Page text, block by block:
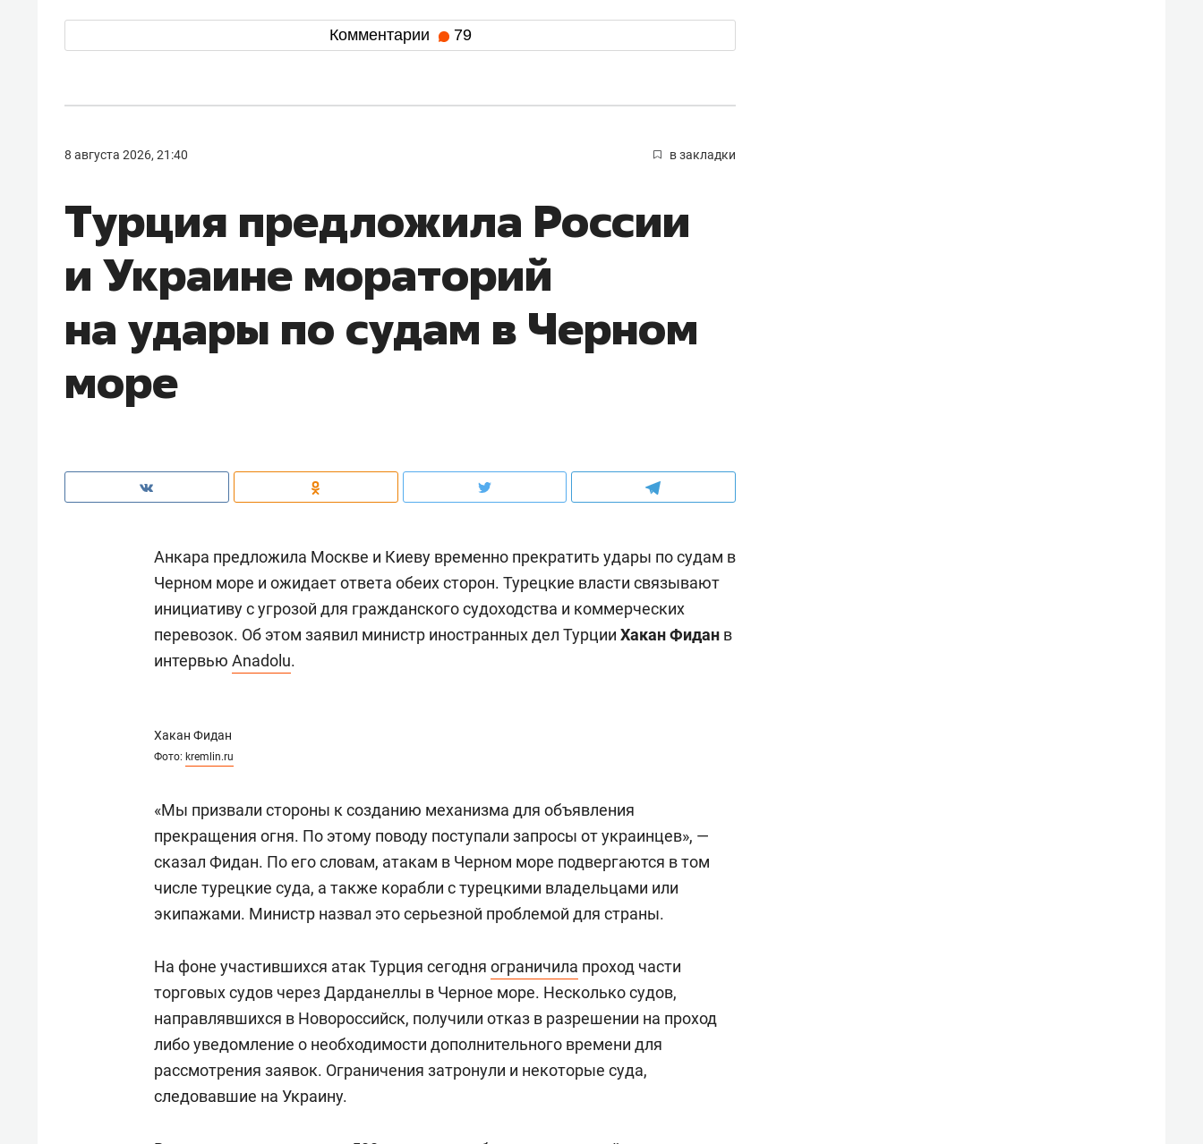
Комментарии 79
8 августа 2026, 21:40 в закладки
Турция предложила России
и Украине мораторий
на удары по судам в Черном
море
Анкара предложила Москве и Киеву временно прекратить удары по судам в
Черном море и ожидает ответа обеих сторон. Турецкие власти связывают
инициативу с угрозой для гражданского судоходства и коммерческих
перевозок. Об этом заявил министр иностранных дел Турции Хакан Фидан в
интервью Anadolu.
Хакан Фидан
Фото: kremlin.ru
«Мы призвали стороны к созданию механизма для объявления
прекращения огня. По этому поводу поступали запросы от украинцев», —
сказал Фидан. По его словам, атакам в Черном море подвергаются в том
числе турецкие суда, а также корабли с турецкими владельцами или
экипажами. Министр назвал это серьезной проблемой для страны.
На фоне участившихся атак Турция сегодня ограничила проход части
торговых судов через Дарданеллы в Черное море. Несколько судов,
направлявшихся в Новороссийск, получили отказ в разрешении на проход
либо уведомление о необходимости дополнительного времени для
рассмотрения заявок. Ограничения затронули и некоторые суда,
следовавшие на Украину.